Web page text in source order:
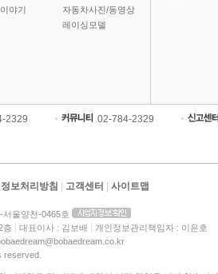
야기
자동차사진/동영상
레이싱모델
2329 02-784-2329
보처리방침 고객센터 사이트맵
서울양천-0465호
층 | 대표이사 : 김보배 | 개인정보관리책임자 : 이은호
reserved.